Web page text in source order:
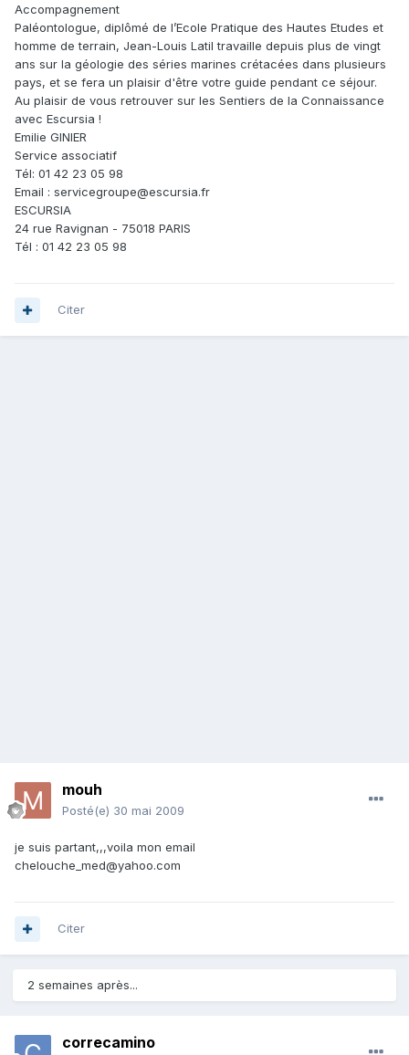
Accompagnement
Paléontologue, diplômé de l’Ecole Pratique des Hautes Etudes et
homme de terrain, Jean-Louis Latil travaille depuis plus de vingt
ans sur la géologie des séries marines crétacées dans plusieurs
pays, et se fera un plaisir d'être votre guide pendant ce séjour.
Au plaisir de vous retrouver sur les Sentiers de la Connaissance
avec Escursia !
Emilie GINIER
Service associatif
Tél: 01 42 23 05 98
Email : servicegroupe@escursia.fr
ESCURSIA
24 rue Ravignan - 75018 PARIS
Tél : 01 42 23 05 98
Citer
mouh
Posté(e) 30 mai 2009
je suis partant,,,voila mon email
chelouche_med@yahoo.com
Citer
2 semaines après...
correcamino